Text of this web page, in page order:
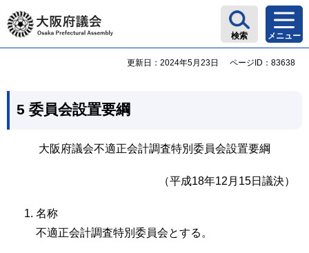
大阪府議会
検索 メニュー
更新日：2024年5月23日 ページID：83638
5 委員会設置要綱
大阪府議会不適正会計調査特別委員会設置要綱
（平成18年12月15日議決）
名称
不適正会計調査特別委員会とする。